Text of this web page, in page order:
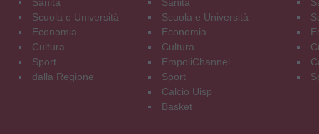
Scuola e Università
Economia
Cultura
Sport
dalla Regione
Scuola e Università
Economia
Cultura
EmpoliChannel
Sport
Calcio Uisp
Basket